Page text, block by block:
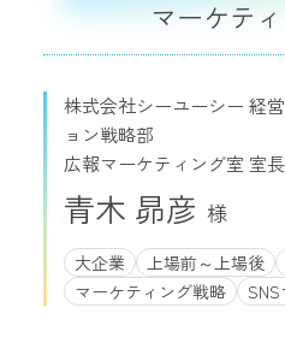
マーケテ
株式会社シーユーシー 経
ョン戦略部
広報マーケティング室 室長
青木 昴彦
大企業 上場前～上場後
マーケティング戦略